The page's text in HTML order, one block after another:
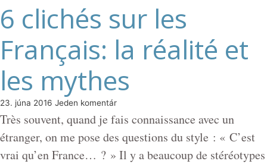
6 clichés sur les
Français: la réalité et
les mythes
23. júna 2016 Jeden komentár
Très souvent, quand je fais connaissance avec un
étranger, on me pose des questions du style : « C’est
vrai qu’en France… ? » Il y a beaucoup de stéréotypes